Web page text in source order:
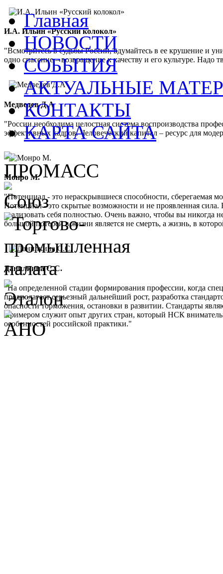
И.А. Ильин «Русский колокол»
"Всмотритесь в судьбы России, вдумайтесь в ее крушение и
одно спасение – возвращение к качеству и его культуре. Надо
Медведев Д.А
"России необходима целостная система воспроизводства
эффективных кадров. Человеческий капитал – ресурс для
Монро М.
"Потенциал - это нераскрывшиеся способности, сберегаемая
Потенциал - это скрытые возможности и не проявленная
реализовать себя полностью. Очень важно, чтобы вы никогда
большой потерей в жизни является не смерть, а жизнь, в
Данилкина С.С.
"На определенной стадии формирования профессии, когда
предполагает серьезный дальнейший рост, разработка
опасности торможения, остановки в развитии. Стандарты
Примером служит опыт других стран, который НСК
особенностей российской практики."
Главная
НОВОСТИ
СОБЫТИЯ
АКТУАЛЬНЫЕ
КОНТАКТЫ
КАРТА САЙТА